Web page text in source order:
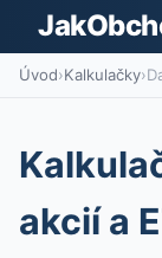
Úvod›Kalkulačky›
akcií a